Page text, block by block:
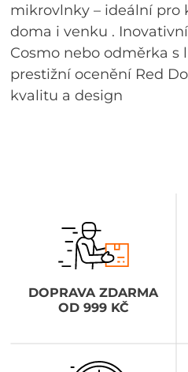
mikrovlnky – ideální pro
doma i venku .
Cosmo nebo odměrka s
prestižní ocenění Red
kvalitu a design
DOPRAVA ZDARMA
OD 999 KČ